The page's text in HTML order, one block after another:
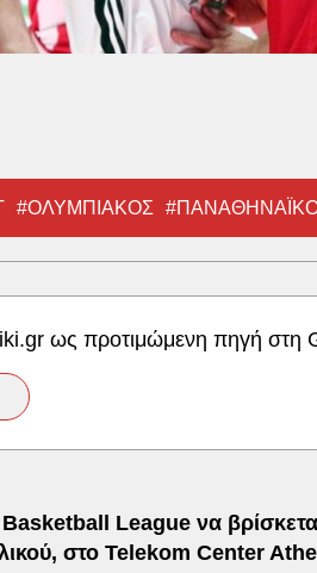
#ΟΛΥΜΠΙΑΚΟΣ
ως προτιμώμενη πηγή στη
League να
στο Telekom Center